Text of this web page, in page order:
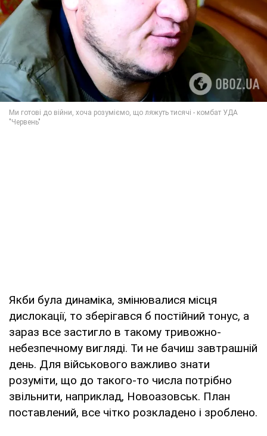
Якби була динаміка, змінювалися місця
дислокації, то зберігався б постійний тонус, а
зараз все застигло в такому тривожно-
небезпечному вигляді. Ти не бачиш завтрашній
день. Для військового важливо знати
розуміти, що до такого-то числа потрібно
звільнити, наприклад, Новоазовськ. План
поставлений, все чітко розкладено і зроблено.